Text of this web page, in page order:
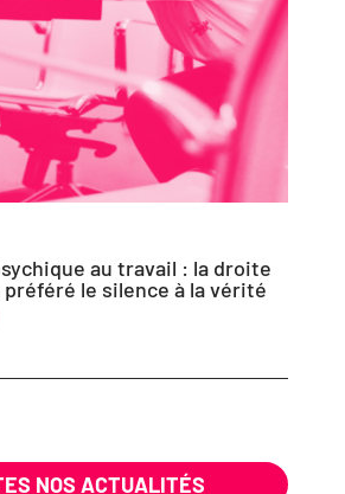
au tra­vail : la droite
le silence à la vérité
NOS ACTUALITÉS